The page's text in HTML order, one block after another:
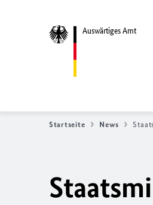
Auswärtiges Amt
Startseite News